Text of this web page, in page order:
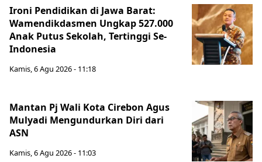
Ironi Pendidikan di Jawa Barat:
Wamendikdasmen Ungkap 527.000
Anak Putus Sekolah, Tertinggi Se-
Indonesia
Kamis, 6 Agu 2026 - 11:18
Mantan Pj Wali Kota Cirebon Agus
Mulyadi Mengundurkan Diri dari
ASN
Kamis, 6 Agu 2026 - 11:03